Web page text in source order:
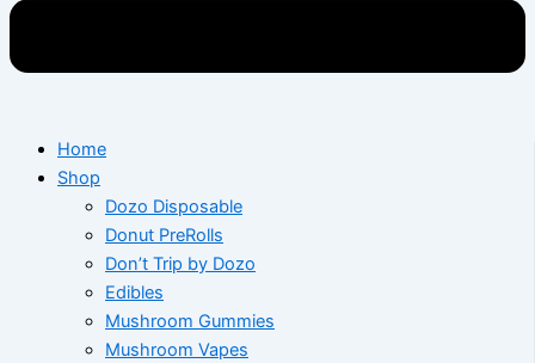
Home
Shop
Dozo Disposable
Donut PreRolls
Don’t Trip by Dozo
Edibles
Mushroom Gummies
Mushroom Vapes